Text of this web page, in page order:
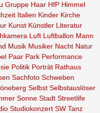
Gruppe Haar HfP Himmel
Italien Kinder Kirche
Kunst Künstler Literatur
Luft Luftballon Mann
Musik Musiker Nacht Natur
Paar Park Performance
Politik Porträt Rathaus
Sachfoto Schweben
Selbst Selbstauslöser
Sonne Stadt Streetlife
Studiokonzert SW Tanz